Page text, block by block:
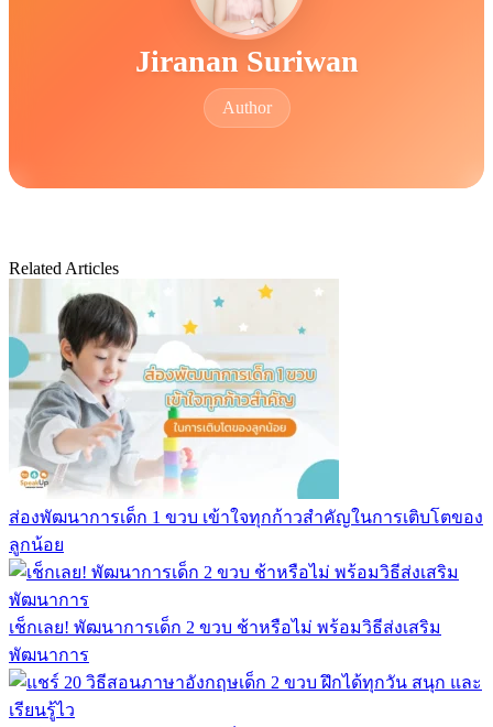
Jiranan Suriwan
Author
Related Articles
ส่องพัฒนาการเด็ก 1 ขวบ เข้าใจทุกก้าวสำคัญในการเติบโตของ
ลูกน้อย
เช็กเลย! พัฒนาการเด็ก 2 ขวบ ช้าหรือไม่ พร้อมวิธีส่งเสริม
พัฒนาการ